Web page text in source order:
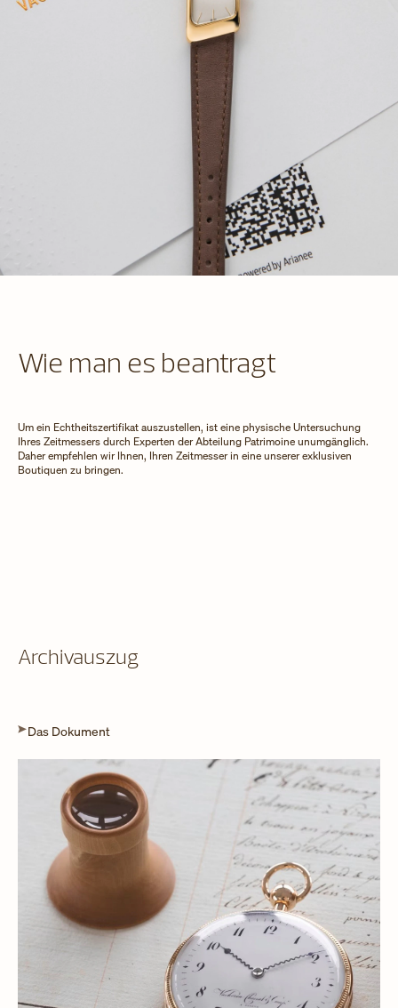
Wie man es beantragt
Um ein Echtheitszertifikat auszustellen, ist eine physische Untersuchung
Ihres Zeitmessers durch Experten der Abteilung Patrimoine unumgänglich.
Daher empfehlen wir Ihnen, Ihren Zeitmesser in eine unserer exklusiven
Boutiquen zu bringen.
Archivauszug
Das Dokument